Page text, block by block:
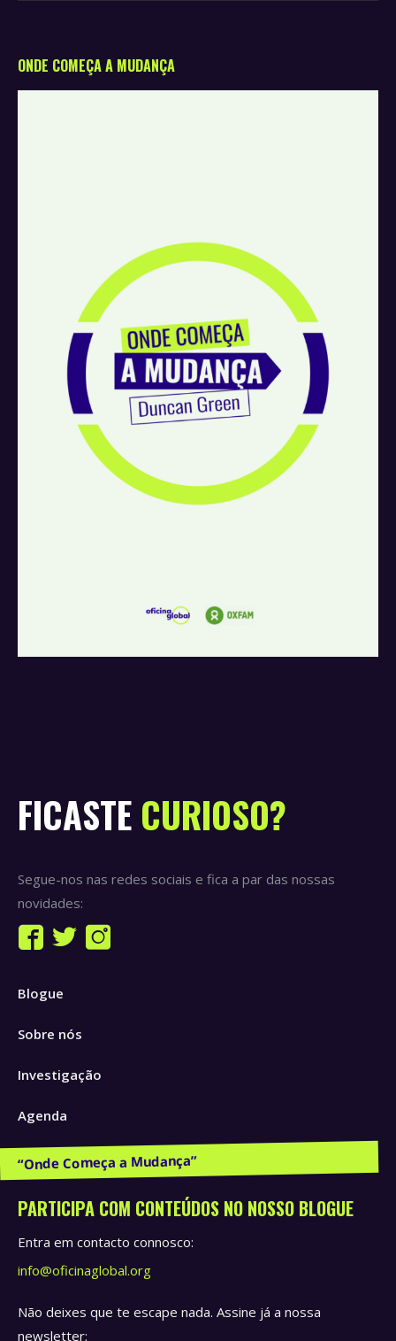
ONDE COMEÇA A MUDANÇA
FICASTE CURIOSO?
Segue-nos nas redes sociais e fica a par das nossas
novidades:
Find us on:
Facebook
opens
new
Twitter
new
Instagram
Blogue
Sobre nós
Investigação
Agenda
Publicações e Recursos
PARTICIPA COM CONTEÚDOS NO NOSSO BLOGUE
Entra em contacto connosco:
info@oficinaglobal.org
Não deixes que te escape nada. Assine já a nossa
newsletter: